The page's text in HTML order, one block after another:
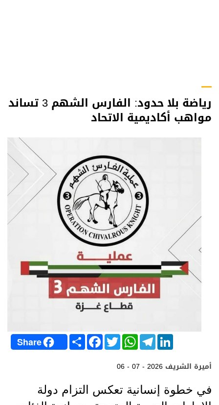
رياضة بلا حدود: الفارس الشهم 3 تساند
مواهب أكاديمية الاتحاد
Share S
h
a
F
a
c
k
T
w
i
t
t
W
h
a
t
s
p
p
T
e
l
e
g
a
m
L
i
n
k
e
n
06 - 07 - 2026 أميرة الشريف
في خطوة إنسانية تعكس التزام دولة